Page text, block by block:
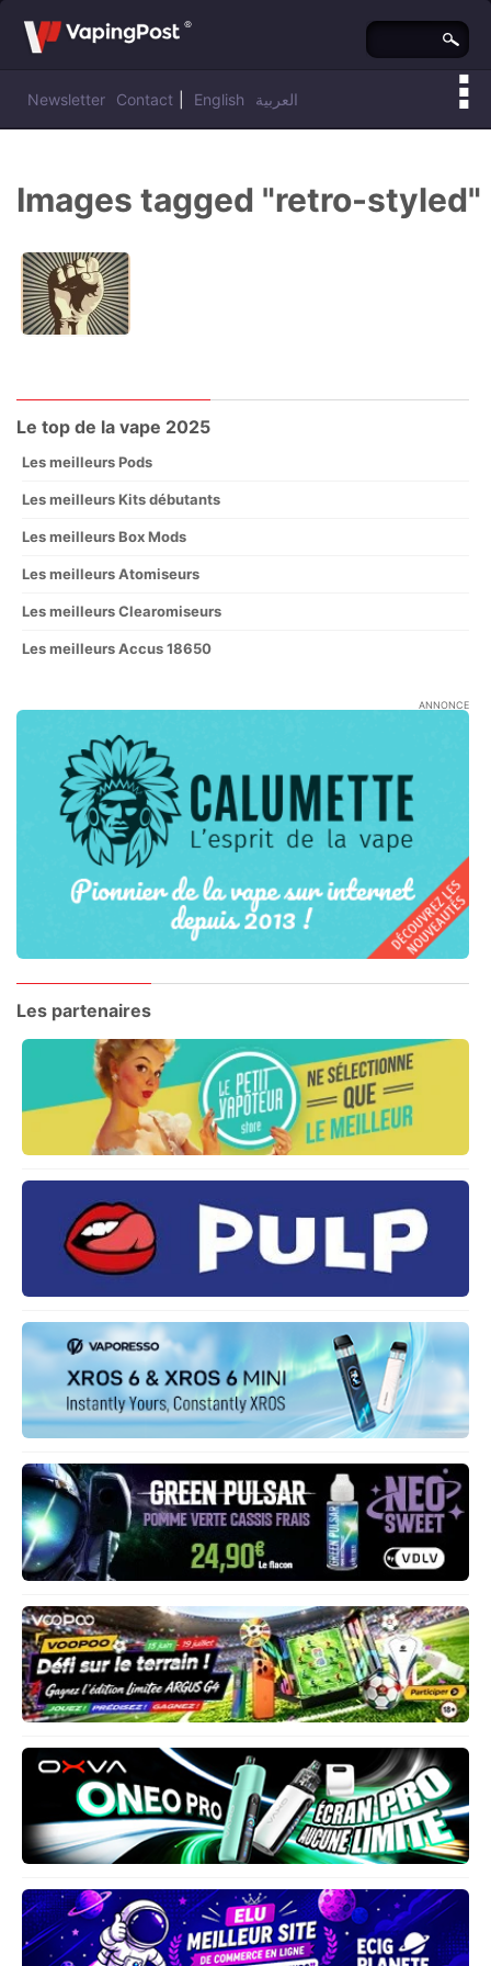
Newsletter Contact English العربية
Vous êtes ici :Vaping Post»
Images tagged "retro-styled"
Le top de la vape 2025
Les meilleurs Pods
Les meilleurs Kits débutants
Les meilleurs Box Mods
Les meilleurs Atomiseurs
Les meilleurs Clearomiseurs
Les meilleurs Accus 18650
ANNONCE
Les partenaires